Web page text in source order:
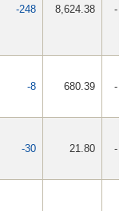
-248 8,624.38 -
-8 680.39 -
-30 21.80 -